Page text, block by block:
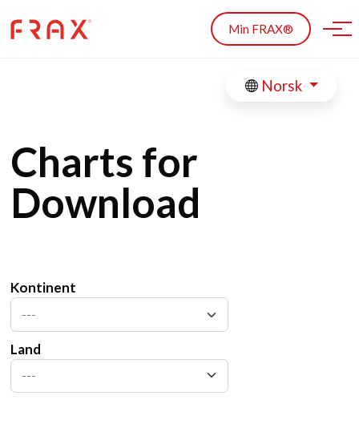
Min FRAX®
Norsk
Charts for
Download
Kontinent
---
Land
---